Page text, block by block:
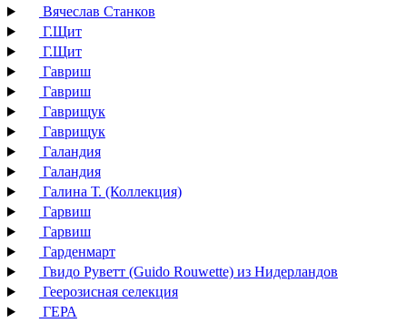
Вячеслав Станков
Г.Щит
Г.Щит
Гавриш
Гавриш
Гаврищук
Гаврищук
Галандия
Галандия
Галина Т. (Коллекция)
Гарвиш
Гарвиш
Гарденмарт
Гвидо Руветт (Guido Rouwette) из Нидерландов
Геерозисная селекция
ГЕРА